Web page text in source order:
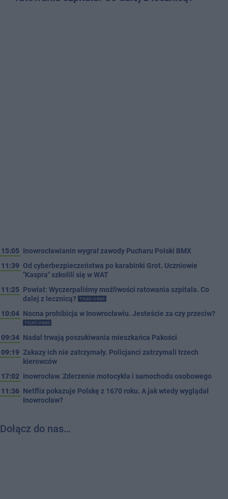
15:05 Inowrocławianin wygrał zawody Pucharu Polski BMX
11:39 Od cyberbezpieczeństwa po karabinki Grot. Uczniowie
"Kaspra" szkolili się w WAT
11:25 Powiat: Wyczerpaliśmy możliwości ratowania szpitala. Co
dalej z lecznicą?
TYLKO U NAS
10:04 Nocna prohibicja w Inowrocławiu. Jesteście za czy przeciw?
TYLKO U NAS
09:34 Nadal trwają poszukiwania mieszkańca Pakości
09:19 Zakazy ich nie zatrzymały. Policjanci zatrzymali trzech
kierowców
17:02 Inowrocław. Zderzenie motocykla i samochodu osobowego
11:36 Netflix pokazuje Polskę z 1670 roku. A jak wtedy wyglądał
Inowrocław?
Dołącz do nas…